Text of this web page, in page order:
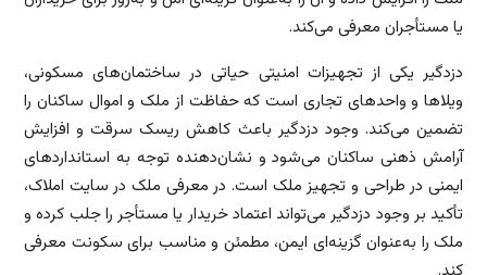
یا مستأجران معرفی می‌کند.
دزدگیر یکی از تجهیزات امنیتی حیاتی در ساختمان‌های مسکونی،
ویلاها و واحدهای تجاری است که حفاظت از ملک و اموال ساکنان را
تضمین می‌کند. وجود دزدگیر باعث کاهش ریسک سرقت و افزایش
آرامش ذهنی ساکنان می‌شود و نشان‌دهنده توجه به استانداردهای
ایمنی در طراحی و تجهیز ملک است. در معرفی ملک در سایت املاک،
تأکید بر وجود دزدگیر می‌تواند اعتماد خریدار یا مستأجر را جلب کرده و
ملک را به‌عنوان گزینه‌ای ایمن، مطمئن و مناسب برای سکونت معرفی